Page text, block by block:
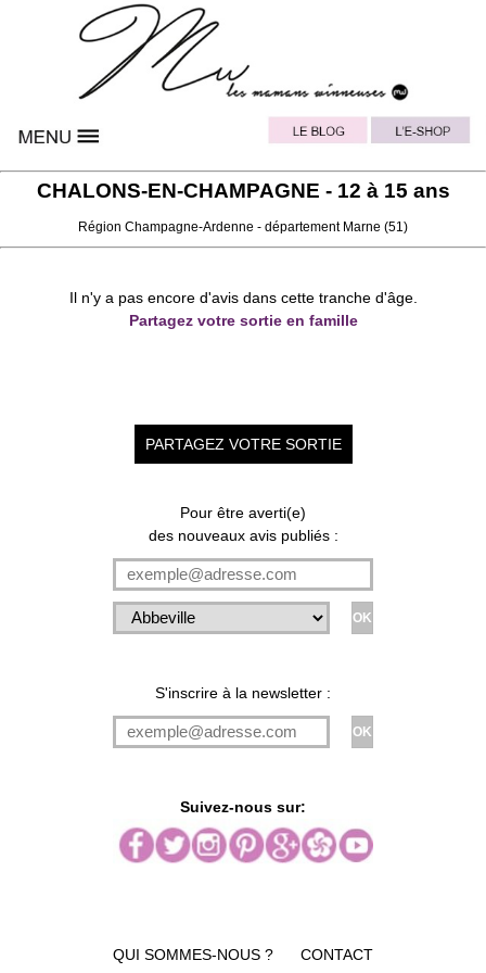
CHALONS-EN-CHAMPAGNE - 12 à 15 ans
Région Champagne-Ardenne - département Marne (51)
Il n'y a pas encore d'avis dans cette tranche d'âge.
Partagez votre sortie en famille
PARTAGEZ VOTRE SORTIE
Pour être averti(e)
des nouveaux avis publiés :
S'inscrire à la newsletter :
Suivez-nous sur:
QUI SOMMES-NOUS ? CONTACT